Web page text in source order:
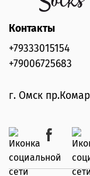
Контакты
+79333015154
+79006725683
г. Омск